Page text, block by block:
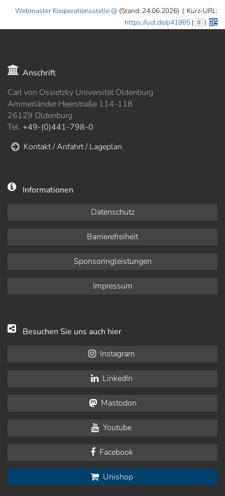
Webmaster Kooperationsstelle (Stand: 24.06.2026) | Kurz-URL:
https://uol.de/p41885| # |
Anschrift
Carl von Ossietzky Universität Oldenburg
Ammerländer Heerstraße 114-118
26129 Oldenburg
Tel. +49-(0)441-798-0
Kontakt / Anfahrt / Lageplan
Informationen
Datenschutz
Barrierefreiheit
Sponsoringleistungen
Impressum
Besuchen Sie uns auch hier
Instagram
LinkedIn
Mastodon
Youtube
Facebook
Unishop